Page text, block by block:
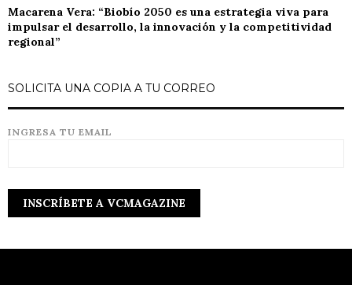
Macarena Vera: “Biobío 2050 es una estrategia viva para
impulsar el desarrollo, la innovación y la competitividad
regional”
SOLICITA UNA COPIA A TU CORREO
INGRESA TU EMAIL